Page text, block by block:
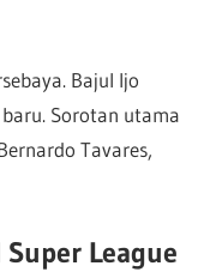
Bajul Ijo
Sorotan utama
Tavares,
League